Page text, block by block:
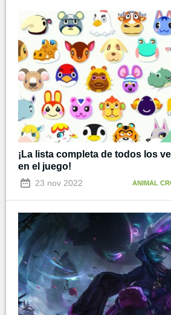
¡La lista completa de todos los
en el juego!
23 nov 2022 ANIMAL